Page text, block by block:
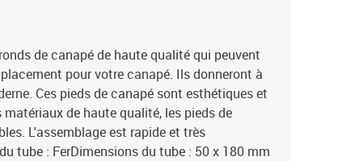
de canapé de haute qualité qui peuvent
pour votre canapé. Ils donneront à
Ces pieds de canapé sont esthétiques et
de haute qualité, les pieds de
L'assemblage est rapide et très
tube : FerDimensions du tube : 50 x 180 mm